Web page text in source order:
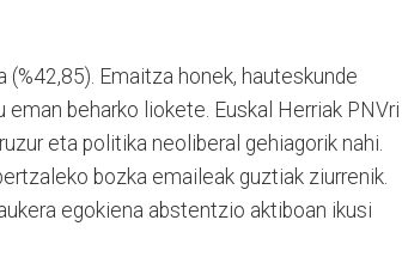
Emaitza honek, hauteskunde
beharko liokete. Euskal Herriak PNVri
eta politika neoliberal gehiagorik nahi.
bozka emaileak guztiak ziurrenik.
egokiena abstentzio aktiboan ikusi